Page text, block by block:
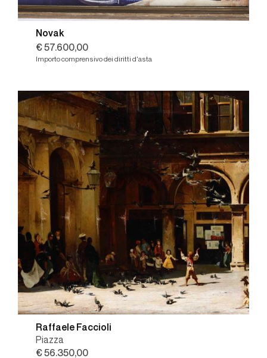
Novak
€ 57.600,00
Importo comprensivo dei diritti d'asta
Raffaele Faccioli
Piazza
€ 56.350,00